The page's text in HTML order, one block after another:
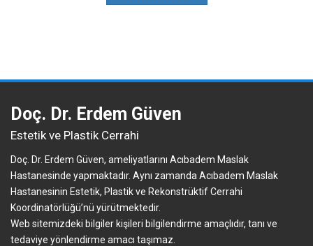
Doç. Dr. Erdem Güven
Estetik ve Plastik Cerrahi
Doç. Dr. Erdem Güven, ameliyatlarını Acıbadem Maslak
Hastanesinde yapmaktadır. Aynı zamanda Acıbadem Maslak
Hastanesinin Estetik, Plastik ve Rekonstrüktif Cerrahi
Koordinatörlüğü’nü yürütmektedir.
Web sitemizdeki bilgiler kişileri bilgilendirme amaçlıdır, tanı ve
tedaviye yönlendirme amacı taşımaz.